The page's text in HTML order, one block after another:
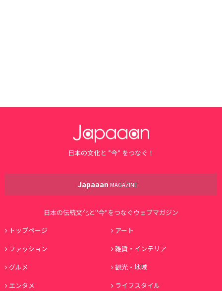
日本の文化と ”今” をつなぐ！
Japaaan MAGAZINE
日本の伝統文化と"今"をつなぐウェブマガジン
トップページ
アート
ファッション
雑貨・インテリア
グルメ
観光・地域
エンタメ
ライフスタイル